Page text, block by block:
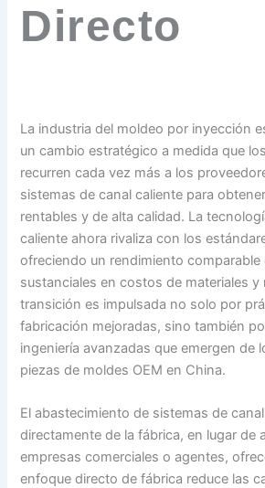
Directo
La industria del moldeo por inyección
un cambio estratégico a medida que
recurren cada vez más a los
sistemas de canal caliente para
rentables y de alta calidad. La
caliente ahora rivaliza con los
ofreciendo un rendimiento
sustanciales en costos de materiales y
transición es impulsada no solo por
fabricación mejoradas, sino también
ingeniería avanzadas que emergen de
piezas de moldes OEM en China.
El abastecimiento de sistemas de
directamente de la fábrica, en lugar de
empresas comerciales o agentes,
enfoque directo de fábrica reduce las